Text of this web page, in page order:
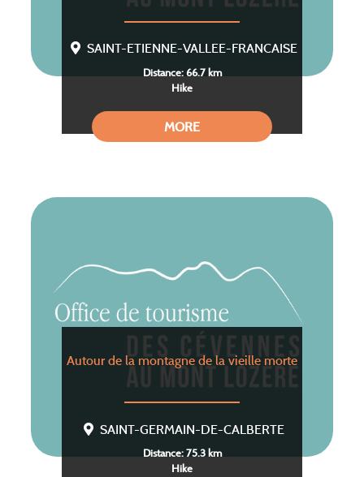
SAINT-ETIENNE-VALLEE-FRANCAISE
Distance: 66.7 km
Hike
MORE
Autour de la montagne de la vieille morte
SAINT-GERMAIN-DE-CALBERTE
Distance: 75.3 km
Hike